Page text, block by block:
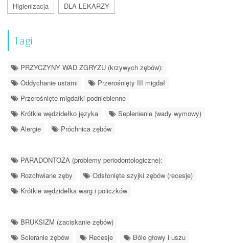
Higienizacja
DLA LEKARZY
Tagi
PRZYCZYNY WAD ZGRYZU (krzywych zębów):
Oddychanie ustami
Przerośnięty III migdał
Przerośnięte migdałki podniebienne
Krótkie wędzidełko języka
Seplenienie (wady wymowy)
Alergie
Próchnica zębów
PARADONTOZA (problemy periodontologiczne):
Rozchwiane zęby
Odsłonięte szyjki zębów (recesje)
Krótkie wędzidełka warg i policzków
BRUKSIZM (zaciskanie zębów)
Ścieranie zębów
Recesje Bóle głowy i uszu